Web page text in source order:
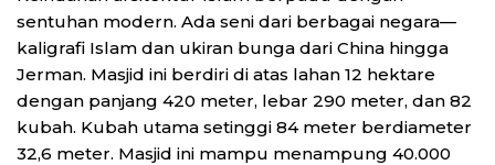
sentuhan modern. Ada seni dari berbagai negara—
kaligrafi Islam dan ukiran bunga dari China hingga
Jerman. Masjid ini berdiri di atas lahan 12 hektare
dengan panjang 420 meter, lebar 290 meter, dan 82
kubah. Kubah utama setinggi 84 meter berdiameter
32,6 meter. Masjid ini mampu menampung 40.000